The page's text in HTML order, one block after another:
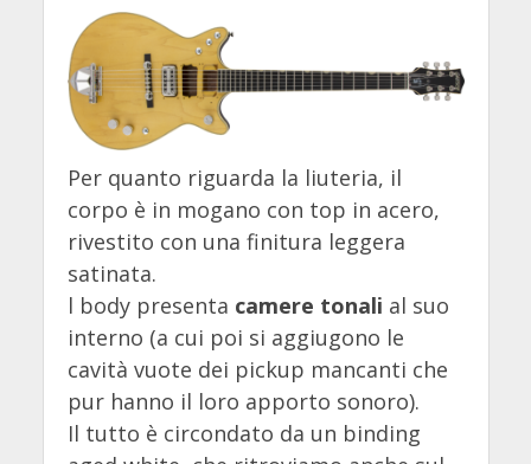
Per quanto riguarda la liuteria, il
corpo è in mogano con top in acero,
rivestito con una finitura leggera
satinata.
l body presenta camere tonali al suo
interno (a cui poi si aggiugono le
cavità vuote dei pickup mancanti che
pur hanno il loro apporto sonoro).
Il tutto è circondato da un binding